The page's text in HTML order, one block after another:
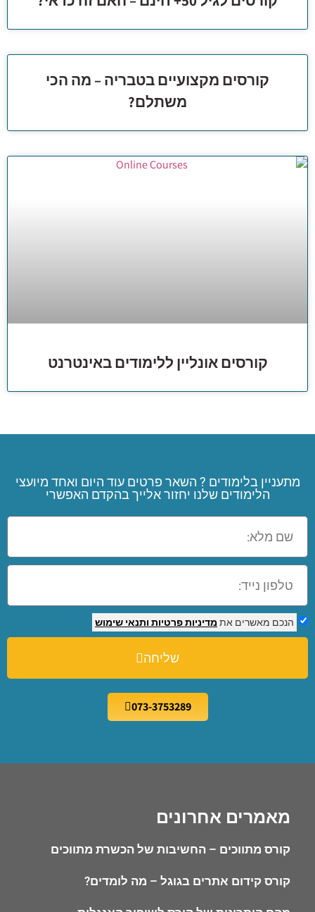
קורסים מקצועיים בטבריה – מה הכי
משתלם?
קורסים אונליין ללימודים באינטרנט
מתעניין בלימודים ? השאר פרטים עוד היום ואחד מיועצי
הלימודים שלנו יחזור אלייך בהקדם האפשרי
הנכם מאשרים את מדיניות פרטיות ותנאי שימוש
שליחה
073-3753289
מאמרים אחרונים
קורס מתווכים – החשיבות של הכשרת מתווכים
קורס קידום אתרים בגוגל – מה לומדים?